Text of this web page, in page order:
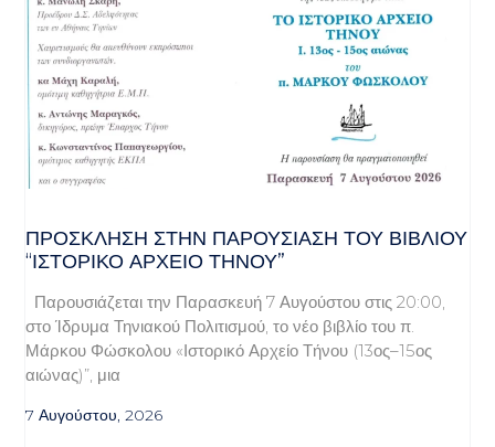
ΠΡΌΣΚΛΗΣΗ ΣΤΗΝ ΠΑΡΟΥΣΊΑΣΗ ΤΟΥ ΒΙΒΛΊΟΥ
“ΙΣΤΟΡΙΚΌ ΑΡΧΕΊΟ ΤΉΝΟΥ”
Παρουσιάζεται την Παρασκευή 7 Αυγούστου στις 20:00,
στο Ίδρυμα Τηνιακού Πολιτισμού, το νέο βιβλίο του π.
Μάρκου Φώσκολου «Ιστορικό Αρχείο Τήνου (13ος–15ος
αιώνας)”, μια
7 Αυγούστου, 2026